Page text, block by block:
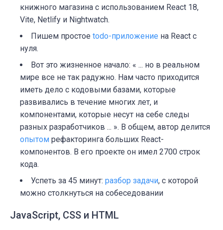
книжного магазина с использованием React 18,
Vite, Netlify и Nightwatch.
Пишем простое todo-приложение на React с
нуля.
Вот это жизненное начало: « ... но в реальном
мире все не так радужно. Нам часто приходится
иметь дело с кодовыми базами, которые
развивались в течение многих лет, и
компонентами, которые несут на себе следы
разных разработчиков ... ». В общем, автор делится
опытом рефакторинга больших React-
компонентов. В его проекте он имел 2700 строк
кода.
Успеть за 45 минут: разбор задачи, с которой
можно столкнуться на собеседовании
JavaScript, CSS и HTML